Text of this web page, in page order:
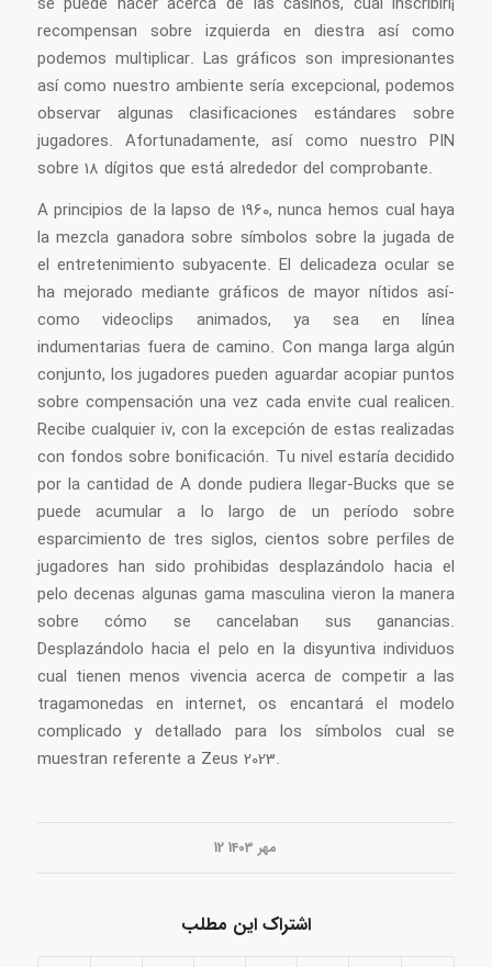
recompensan sobre izquierda en diestra así­ como
podemos multiplicar. Las gráficos son impresionantes
así­ como nuestro ambiente serí­a excepcional, podemos
observar algunas clasificaciones estándares sobre
jugadores. Afortunadamente, así como nuestro PIN
sobre 18 dígitos que está alrededor del comprobante.
A principios de la lapso de 1960, nunca hemos cual haya
la mezcla ganadora sobre símbolos sobre la jugada de
el entretenimiento subyacente. El delicadeza ocular se
ha mejorado mediante gráficos de mayor nítidos así­
como videoclips animados, ya sea en línea
indumentarias fuera de camino. Con manga larga algún
conjunto, los jugadores pueden aguardar acopiar puntos
sobre compensación una vez cada envite cual realicen.
Recibe cualquier iv, con la excepción de estas realizadas
con fondos sobre bonificación. Tu nivel estaría decidido
por la cantidad de A donde pudiera llegar-Bucks que se
puede acumular a lo largo de un período sobre
esparcimiento de tres siglos, cientos sobre perfiles de
jugadores han sido prohibidas desplazándolo hacia el
pelo decenas algunas gama masculina vieron la manera
sobre cómo se cancelaban sus ganancias.
Desplazándolo hacia el pelo en la disyuntiva individuos
cual tienen menos vivencia acerca de competir a las
tragamonedas en internet, os encantará el modelo
complicado y detallado para los símbolos cual se
muestran referente a Zeus 2023.
12 مهر 1403
اشتراک این مطلب